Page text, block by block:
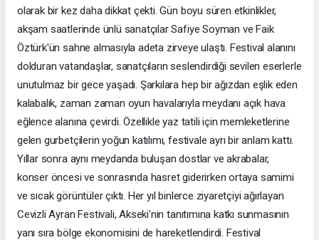
olarak bir kez daha dikkat çekti. Gün boyu süren etkinlikler,
akşam saatlerinde ünlü sanatçılar Safiye Soyman ve Faik
Öztürk'ün sahne almasıyla adeta zirveye ulaştı. Festival alanını
dolduran vatandaşlar, sanatçıların seslendirdiği sevilen eserlerle
unutulmaz bir gece yaşadı. Şarkılara hep bir ağızdan eşlik eden
kalabalık, zaman zaman oyun havalarıyla meydanı açık hava
eğlence alanına çevirdi. Özellikle yaz tatili için memleketlerine
gelen gurbetçilerin yoğun katılımı, festivale ayrı bir anlam kattı.
Yıllar sonra aynı meydanda buluşan dostlar ve akrabalar,
konser öncesi ve sonrasında hasret giderirken ortaya samimi
ve sıcak görüntüler çıktı. Her yıl binlerce ziyaretçiyi ağırlayan
Cevizli Ayran Festivali, Akseki'nin tanıtımına katkı sunmasının
yanı sıra bölge ekonomisini de hareketlendirdi. Festival